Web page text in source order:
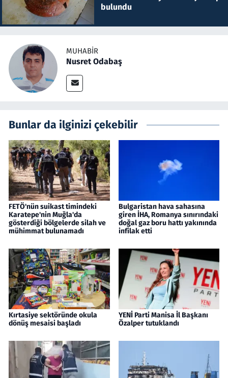
bulundu
MUHABIR
Nusret Odabaş
Bunlar da ilginizi çekebilir
FETÖ'nün suikast timindeki
Karatepe'nin Muğla'da
gösterdiği bölgelerde silah ve
mühimmat bulunamadı
Bulgaristan hava sahasına
giren İHA, Romanya sınırındaki
doğal gaz boru hattı yakınında
infilak etti
Kırtasiye sektöründe okula
dönüş mesaisi başladı
YENİ Parti Manisa İl Başkanı
Özalper tutuklandı